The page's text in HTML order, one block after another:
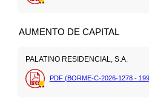
AUMENTO DE CAPITAL
PALATINO RESIDENCIAL, S.A.
PDF (BORME-C-2026-1278 - 199